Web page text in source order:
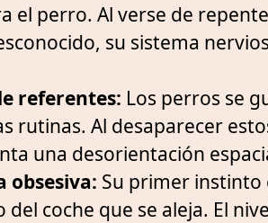
el perro. Al verse de
su sistema
referentes: Los perros se
rutinas. Al desaparecer
una desorientación
obsesiva: Su primer instinto
del coche que se aleja. El